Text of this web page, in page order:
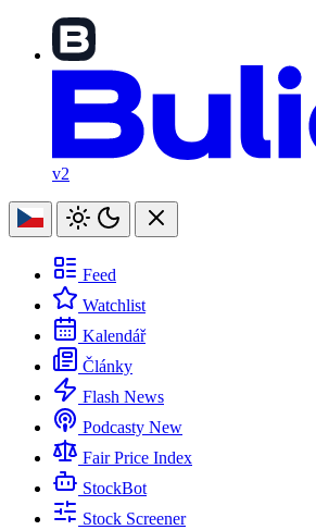
v2
Feed
Watchlist
Kalendář
Články
Flash News
Podcasty New
Fair Price Index
StockBot
Stock Screener